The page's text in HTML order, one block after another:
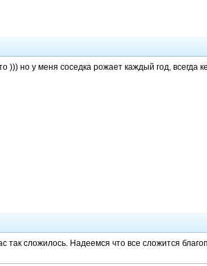
))) но у меня соседка рожает каждый год, всегда
так сложилось. Надеемся что все сложится